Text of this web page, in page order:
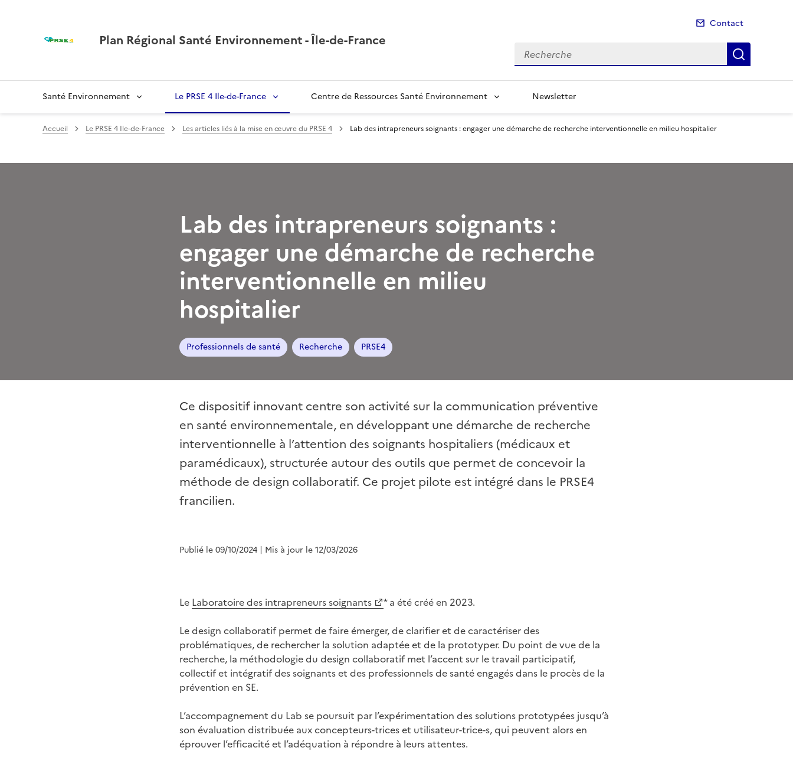
Plan Régional Santé Environnement - Île-de-France
Contact
Recherche
Santé Environnement Le PRSE 4 Ile-de-France Centre de Ressources Santé Environnement Newsletter
Accueil Le PRSE 4 Ile-de-France Les articles liés à la mise en œuvre du PRSE 4 Lab des intrapreneurs soignants : engager une démarche de recherche interventionnelle en milieu hospitalier
Lab des intrapreneurs soignants :
engager une démarche de recherche
interventionnelle en milieu
hospitalier
Professionnels de santé Recherche PRSE4
Ce dispositif innovant centre son activité sur la communication préventive
en santé environnementale, en développant une démarche de recherche
interventionnelle à l’attention des soignants hospitaliers (médicaux et
paramédicaux), structurée autour des outils que permet de concevoir la
méthode de design collaboratif. Ce projet pilote est intégré dans le PRSE4
francilien.
Publié le 09/10/2024 | Mis à jour le 12/03/2026
Le Laboratoire des intrapreneurs soignants
* a été créé en 2023.
Le design collaboratif permet de faire émerger, de clarifier et de caractériser des
problématiques, de rechercher la solution adaptée et de la prototyper. Du point de vue de la
recherche, la méthodologie du design collaboratif met l’accent sur le travail participatif,
collectif et intégratif des soignants et des professionnels de santé engagés dans le procès de la
prévention en SE.
L’accompagnement du Lab se poursuit par l’expérimentation des solutions prototypées jusqu’à
son évaluation distribuée aux concepteurs-trices et utilisateur-trice-s, qui peuvent alors en
éprouver l’efficacité et l’adéquation à répondre à leurs attentes.